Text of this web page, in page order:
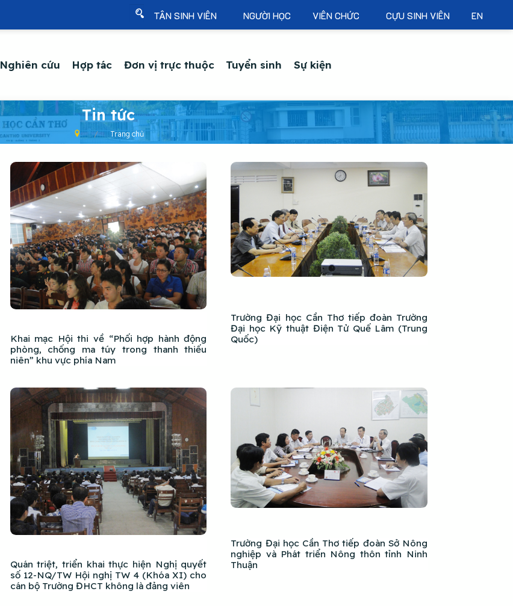
TÂN SINH VIÊN NGƯỜI HỌC VIÊN CHỨC CỰU SINH VIÊN EN
Nghiên cứu Hợp tác Đơn vị trực thuộc Tuyển sinh Sự kiện
Tin tức
Trang chủ
Khai mạc Hội thi về “Phối hợp hành động
phòng, chống ma túy trong thanh thiếu
niên” khu vực phía Nam
Trường Đại học Cần Thơ tiếp đoàn Trường
Đại học Kỹ thuật Điện Tử Quế Lâm (Trung
Quốc)
Quán triệt, triển khai thực hiện Nghị quyết
số 12-NQ/TW Hội nghị TW 4 (Khóa XI) cho
cán bộ Trường ĐHCT không là đảng viên
Trường Đại học Cần Thơ tiếp đoàn Sở Nông
nghiệp và Phát triển Nông thôn tỉnh Ninh
Thuận